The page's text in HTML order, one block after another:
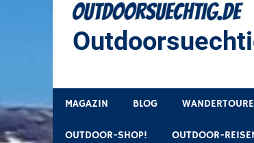
MAGAZIN BLOG
OUTDOOR-SHOP! OUTDOOR-